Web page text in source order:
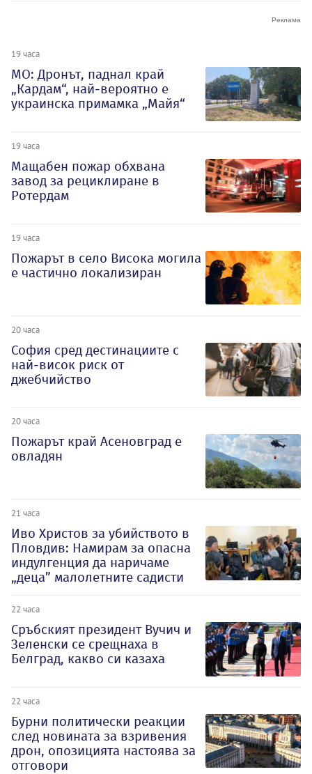
19 часа
МО: Дронът, паднал край
„Кардам“, най-вероятно е
украинска примамка „Майя“
19 часа
Мащабен пожар обхвана
завод за рециклиране в
Ротердам
19 часа
Пожарът в село Висока могила
е частично локализиран
20 часа
София сред дестинациите с
най-висок риск от
джебчийство
20 часа
Пожарът край Асеновград е
овладян
21 часа
Иво Христов за убийството в
Пловдив: Намирам за опасна
индулгенция да наричаме
„деца” малолетните садисти
22 часа
Сръбският президент Вучич и
Зеленски се срещнаха в
Белград, какво си казаха
22 часа
Бурни политически реакции
след новината за взривения
дрон, опозицията настоява за
отговори